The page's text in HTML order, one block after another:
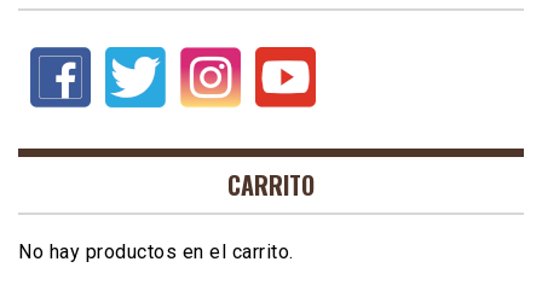
CARRITO
No hay productos en el carrito.